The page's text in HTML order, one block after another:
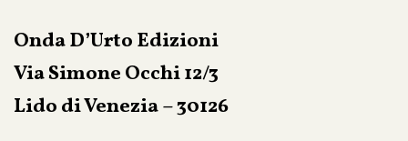
Onda D’Urto Edizioni
Via Simone Occhi 12/3
Lido di Venezia – 30126